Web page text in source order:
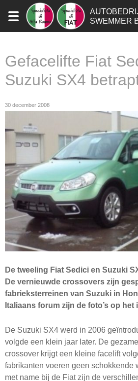
SWEMMER
Gefacelifte Fiat
Suzuki SX4
30 december 2008
De tweeling Fiat Sedici en Suzuki
De vernieuwde crossovers zijn
fabrieksterreinen van Suzuki in
Italiaans forum zijn de foto’s op
De Suzuki SX4 werd in 2006
volgde een klein jaar later. De
crossover krijgt een kleine facelift
fabrikanten voeren geen schokkende
met name bij de Fiat zijn de